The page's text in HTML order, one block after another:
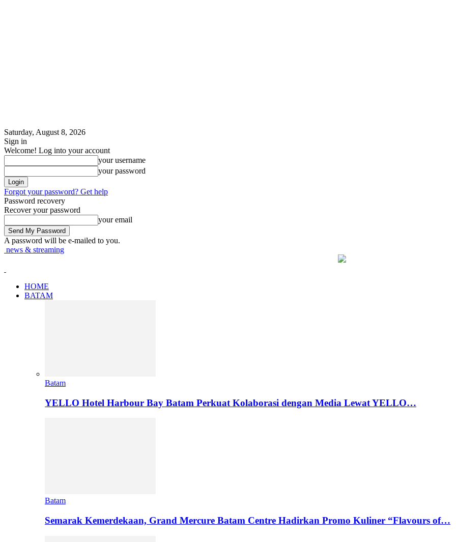
Saturday, August 8, 2026
Sign in
Welcome! Log into your account
your username
your password
Forgot your password? Get help
Password recovery
Recover your password
your email
A password will be e-mailed to you.
news & streaming
HOME
BATAM
Batam
YELLO Hotel Harbour Bay Batam Perkuat Kolaborasi dengan Media Lewat YELLO…
Batam
Semarak Kemerdekaan, Grand Mercure Batam Centre Hadirkan Promo Kuliner “Flavours of…